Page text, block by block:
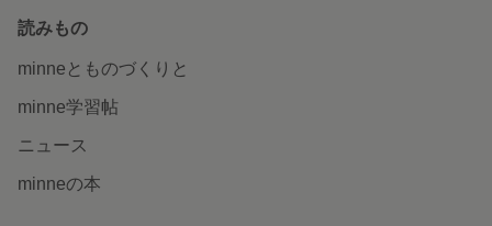
読みもの
minneとものづくりと
minne学習帖
ニュース
minneの本